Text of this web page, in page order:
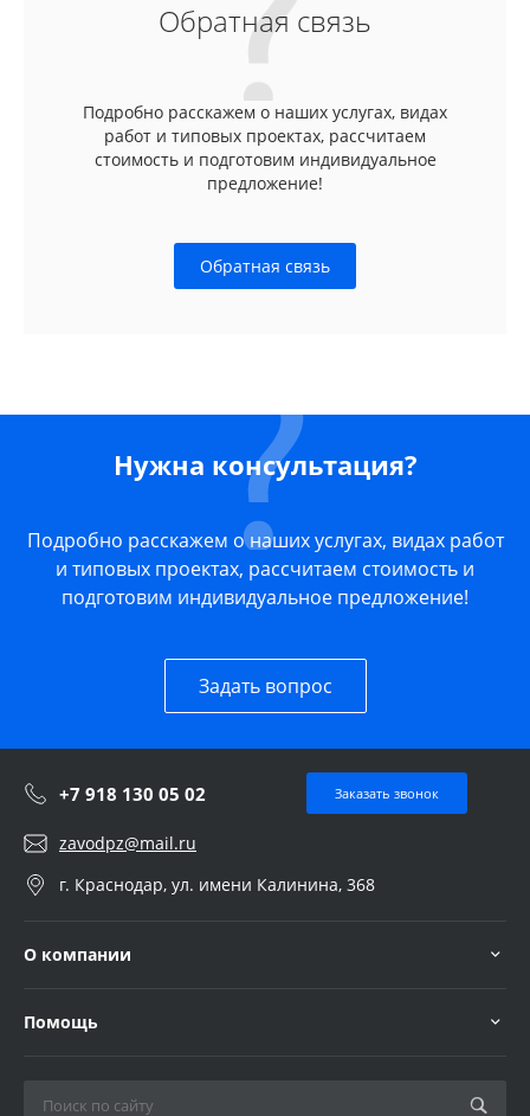
Обратная связь
Подробно расскажем о наших услугах, видах
работ и типовых проектах, рассчитаем
стоимость и подготовим индивидуальное
предложение!
Обратная связь
Нужна консультация?
Подробно расскажем о наших услугах, видах работ
и типовых проектах, рассчитаем стоимость и
подготовим индивидуальное предложение!
Задать вопрос
+7 918 130 05 02 Заказать звонок
zavodpz@mail.ru
г. Краснодар, ул. имени Калинина, 368
О компании
Помощь